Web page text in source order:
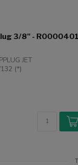
3/8" -
JET
(*)